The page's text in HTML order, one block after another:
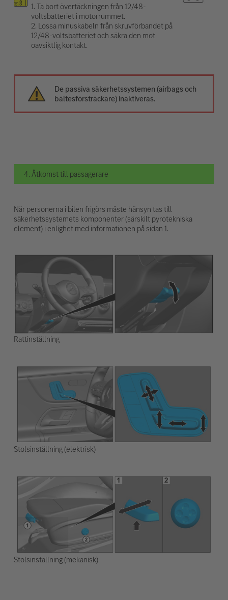
1. Ta bort övertäckningen från 12/48-
voltsbatteriet i motorrummet.
2. Lossa minuskabeln från skruvförbandet på
12/48-voltsbatteriet och säkra den mot
oavsiktlig kontakt.
De passiva säkerhetssystemen (airbags och
bältesförsträckare) inaktiveras.
4. Åtkomst till passagerare
När personerna i bilen frigörs måste hänsyn tas till
säkerhetssystemets komponenter (särskilt pyrotekniska
element) i enlighet med informationen på sidan 1.
Rattinställning
Stolsinställning (elektrisk)
Stolsinställning (mekanisk)